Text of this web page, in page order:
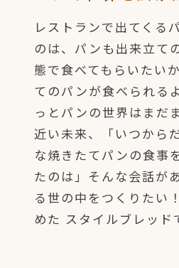
レストランで出てくる
のは、パンも出来立て
態で食べてもらいたい
てのパンが食べられる
っとパンの世界はまだ
近い未来、「いつから
な焼きたてパンの食事
たのは」そんな会話が
る世の中をつくりたい
めた スタイルブレッド